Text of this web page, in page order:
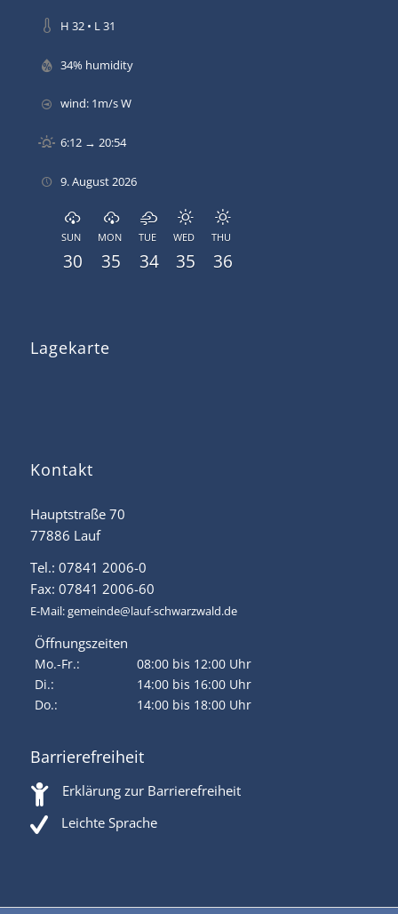
H 32 • L 31
34% humidity
wind: 1m/s W
6:12 → 20:54
9. August 2026
SUN
30
MON
35
TUE
34
WED
35
THU
36
Lagekarte
Kontakt
Hauptstraße 70
77886 Lauf
Tel.: 07841 2006-0
Fax: 07841 2006-60
E-Mail:gemeinde@lauf-schwarzwald.de
Öffnungszeiten
Mo.-Fr.:
08:00 bis 12:00 Uhr
Di.:
14:00 bis 16:00 Uhr
Do.:
14:00 bis 18:00 Uhr
Barrierefreiheit
Erklärung zur Barrierefreiheit
Leichte Sprache